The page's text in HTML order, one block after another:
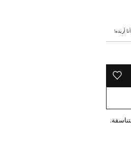
أريده!
حفظه في قائمة منتجاتك المفضلة